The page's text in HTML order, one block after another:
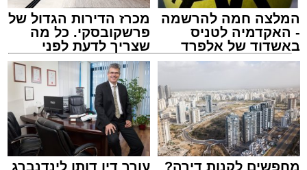
מעגלים
מנהל האתר / 20:31 06.08.26
המלצה חמה להרשמה
- האקדמיה לטניס
באשדוד של אלפרד
קריאולנסקי - לילדים
מכרז הדירות הגדול של
פרשקובסקי. כל מה
שצריך לדעת לפני
שמגישים הצעה לדירה
באשדוד
מחפשים לקנות דירה? עורך דין דותן לינדנברג